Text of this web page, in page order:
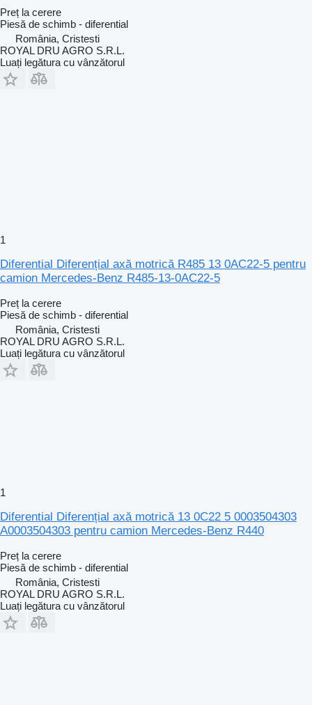
Preț la cerere
Piesă de schimb - diferential
România, Cristesti
ROYAL DRU AGRO S.R.L.
Luați legătura cu vânzătorul
1
Diferential Diferențial axă motrică R485 13 0AC22-5 pentru
camion Mercedes-Benz R485-13-0AC22-5
Preț la cerere
Piesă de schimb - diferential
România, Cristesti
ROYAL DRU AGRO S.R.L.
Luați legătura cu vânzătorul
1
Diferential Diferențial axă motrică 13 0C22 5 0003504303
A0003504303 pentru camion Mercedes-Benz R440
Preț la cerere
Piesă de schimb - diferential
România, Cristesti
ROYAL DRU AGRO S.R.L.
Luați legătura cu vânzătorul